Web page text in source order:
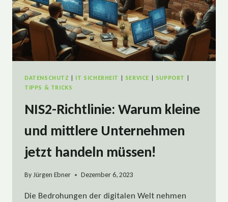
DATENSCHUTZ IT SICHERHEIT SERVICE SUPPORT
TIPPS & TRICKS
NIS2-Richtlinie: Warum kleine
und mittlere Unternehmen
jetzt handeln müssen!
ByJürgen Ebner Dezember 6, 2023
Die Bedrohungen der digitalen Welt nehmen